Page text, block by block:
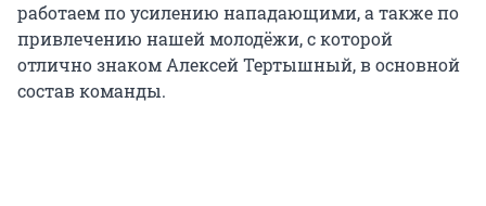
работаем по усилению нападающими, а также по
привлечению нашей молодёжи, с которой
отлично знаком Алексей Тертышный, в основной
состав команды.